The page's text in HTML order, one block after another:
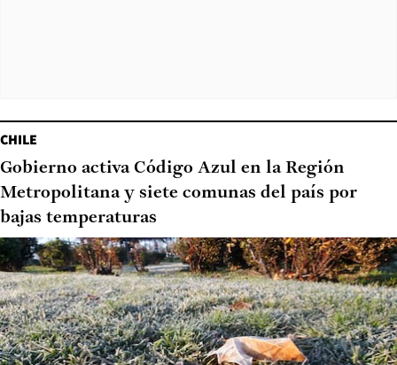
CHILE
Gobierno activa Código Azul en la Región
Metropolitana y siete comunas del país por
bajas temperaturas